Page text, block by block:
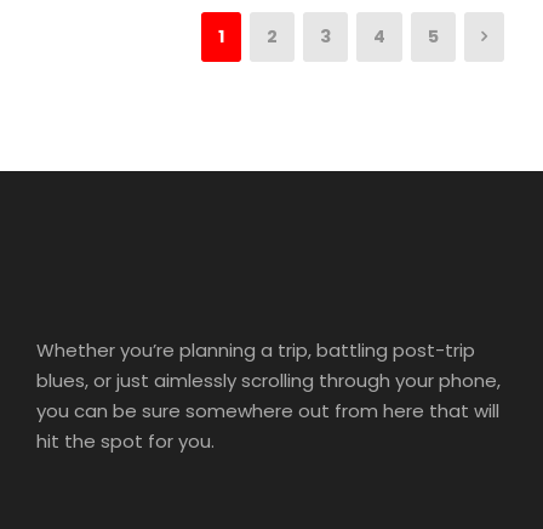
1 2 3 4 5
Whether you’re planning a trip, battling post-trip
blues, or just aimlessly scrolling through your phone,
you can be sure somewhere out from here that will
hit the spot for you.